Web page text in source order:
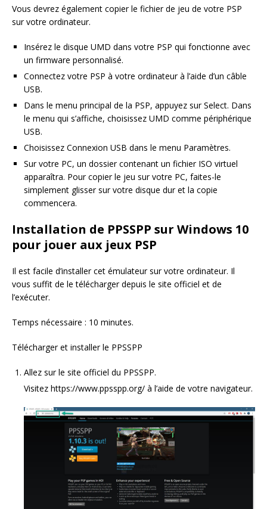
Vous devrez également copier le fichier de jeu de votre PSP
sur votre ordinateur.
Insérez le disque UMD dans votre PSP qui fonctionne avec
un firmware personnalisé.
Connectez votre PSP à votre ordinateur à l’aide d’un câble
USB.
Dans le menu principal de la PSP, appuyez sur Select. Dans
le menu qui s’affiche, choisissez UMD comme périphérique
USB.
Choisissez Connexion USB dans le menu Paramètres.
Sur votre PC, un dossier contenant un fichier ISO virtuel
apparaîtra. Pour copier le jeu sur votre PC, faites-le
simplement glisser sur votre disque dur et la copie
commencera.
Installation de PPSSPP sur Windows 10
pour jouer aux jeux PSP
Il est facile d’installer cet émulateur sur votre ordinateur. Il
vous suffit de le télécharger depuis le site officiel et de
l’exécuter.
Temps nécessaire : 10 minutes.
Télécharger et installer le PPSSPP
Allez sur le site officiel du PPSSPP.
Visitez https://www.ppsspp.org/ à l’aide de votre navigateur.